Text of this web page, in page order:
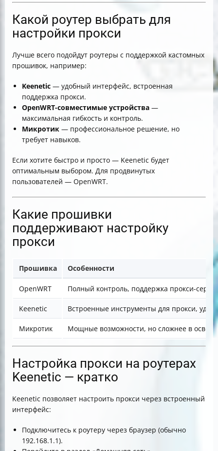
Какой роутер выбрать для
настройки прокси
Лучше всего подойдут роутеры с поддержкой кастомных
прошивок, например:
Keenetic — удобный интерфейс, встроенная
поддержка прокси.
OpenWRT-совместимые устройства —
максимальная гибкость и контроль.
Микротик — профессиональное решение, но
требует навыков.
Если хотите быстро и просто — Keenetic будет
оптимальным выбором. Для продвинутых
пользователей — OpenWRT.
Какие прошивки
поддерживают настройку
прокси
Прошивка Особенности
OpenWRT Полный контроль, поддержка прокси-
Keenetic Встроенные инструменты для прокси,
Микротик Мощные возможности, но сложнее в
Настройка прокси на роутерах
Keenetic — кратко
Keenetic позволяет настроить прокси через встроенный
интерфейс:
Подключитесь к роутеру через браузер (обычно
192.168.1.1).